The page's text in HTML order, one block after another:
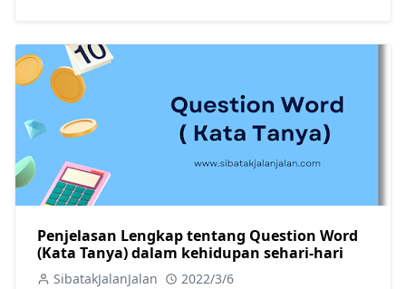
Penjelasan Lengkap tentang Question Word
(Kata Tanya) dalam kehidupan sehari-hari
SibatakJalanJalan 2022/3/6